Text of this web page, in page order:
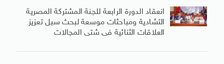
انعقاد الدورة الرابعة للجنة المشتركة المصرية
التشادية ومباحثات موسعة لبحث سبل تعزيز
العلاقات الثنائية فى شتى المجالات